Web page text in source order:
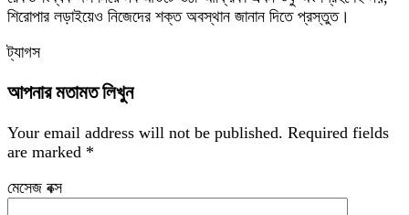
শিরোপার লড়াইয়েও নিজেদের শক্ত অবস্থান জানান দিতে প্রস্তুত।
ট্যাগস
আপনার মতামত লিখুন
Your email address will not be published. Required fields
are marked *
মেসেজ বক্স